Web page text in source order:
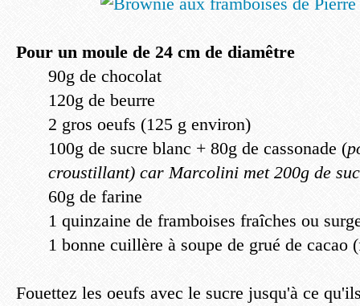
Pour un moule de 24 cm de diamêtre
90g de chocolat
120g de beurre
2 gros oeufs (125 g environ)
100g de sucre blanc + 80g de cassonade (
croustillant) car Marcolini met 200g de
60g de farine
1 quinzaine de framboises fraîches ou
1 bonne cuillère à soupe de grué de cacao
Fouettez les oeufs avec le sucre jusqu'à ce